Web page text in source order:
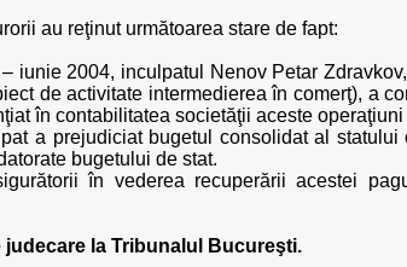
au reţinut următoarea stare de fapt:
iunie 2004, inculpatul Nenov Petar
de activitate intermedierea în comerţ), a
în contabilitatea societăţii aceste
a prejudiciat bugetul consolidat al
bugetului de stat.
în vederea recuperării acestei
la Tribunalul Bucureşti.